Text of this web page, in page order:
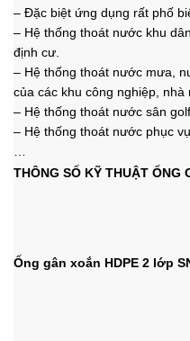
– Đặc biệt ứng dụng rất phố
– Hệ thống thoát nước khu
định cư.
– Hệ thống thoát nước mưa,
của các khu công nghiệp, nhà
– Hệ thống thoát nước sân
– Hệ thống thoát nước phục
THÔNG SỐ KỸ THUẬT ỐNG
Ống gân xoắn HDPE 2 lớp